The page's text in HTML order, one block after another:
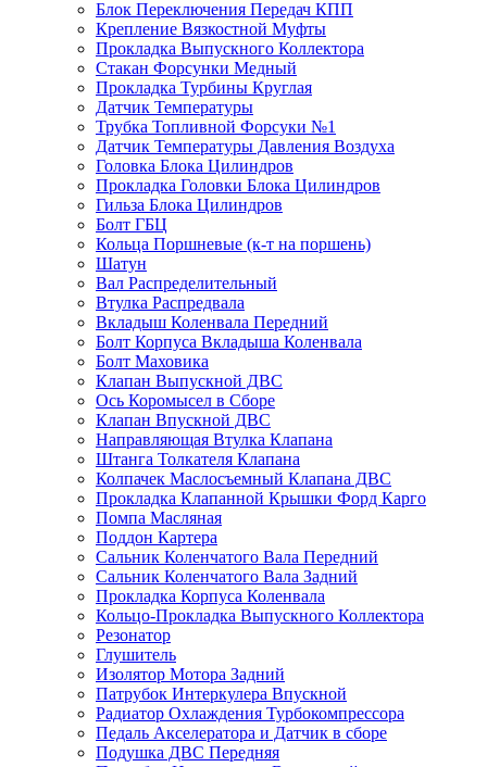
Блок Переключения Передач КПП
Крепление Вязкостной Муфты
Прокладка Выпускного Коллектора
Стакан Форсунки Медный
Прокладка Турбины Круглая
Датчик Температуры
Трубка Топливной Форсуки №1
Датчик Температуры Давления Воздуха
Головка Блока Цилиндров
Прокладка Головки Блока Цилиндров
Гильза Блока Цилиндров
Болт ГБЦ
Кольца Поршневые (к-т на поршень)
Шатун
Вал Распределительный
Втулка Распредвала
Вкладыш Коленвала Передний
Болт Корпуса Вкладыша Коленвала
Болт Маховика
Клапан Выпускной ДВС
Ось Коромысел в Сборе
Клапан Впускной ДВС
Направляющая Втулка Клапана
Штанга Толкателя Клапана
Колпачек Маслосъемный Клапана ДВС
Прокладка Клапанной Крышки Форд Карго
Помпа Масляная
Поддон Картера
Сальник Коленчатого Вала Передний
Сальник Коленчатого Вала Задний
Прокладка Корпуса Коленвала
Кольцо-Прокладка Выпускного Коллектора
Резонатор
Глушитель
Изолятор Мотора Задний
Патрубок Интеркулера Впускной
Радиатор Охлаждения Турбокомпрессора
Педаль Акселератора и Датчик в сборе
Подушка ДВС Передняя